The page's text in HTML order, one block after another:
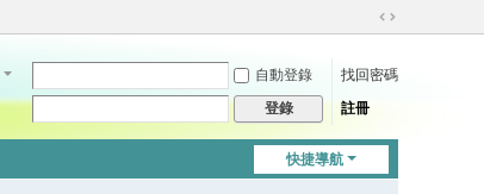
切
到
自動登錄
找回密碼
登錄 註冊
快捷導航